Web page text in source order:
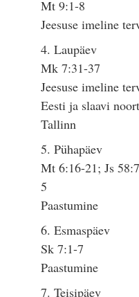
Mt 9:1-8
Jeesuse imeline
4. Laupäev
Mk 7:31-37
Jeesuse imeline
Eesti ja slaavi
Tallinn
5. Pühapäev
Mt 6:16-21; Js
5
Paastumine
6. Esmaspäev
Sk 7:1-7
Paastumine
7. Teisipäev